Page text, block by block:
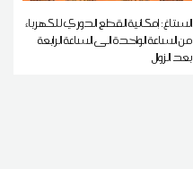
الستاغ: إمكانية القطع الدوري للكهرباء
من الساعة الواحدة الى الساعة الرابعة
بعد الزوال